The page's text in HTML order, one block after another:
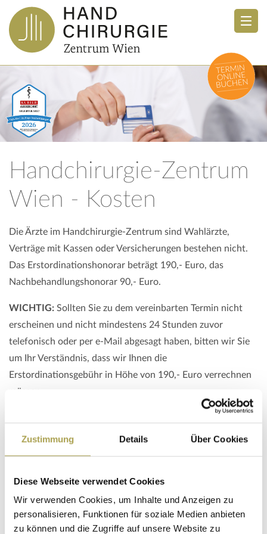
Zustimmung Details Über Cookies
Diese Webseite verwendet Cookies
Wir verwenden Cookies, um Inhalte und Anzeigen zu
personalisieren, Funktionen für soziale Medien anbieten
zu können und die Zugriffe auf unsere Website zu
Handchirurgie-Zentrum
Wien - Kosten
Die Ärzte im Handchirurgie-Zentrum sind Wahlärzte,
Verträge mit Kassen oder Versicherungen bestehen nicht.
Das Erstordinationshonorar beträgt 190,- Euro, das
Nachbehandlungshonorar 90,- Euro.
WICHTIG: Sollten Sie zu dem vereinbarten Termin nicht
erscheinen und nicht mindestens 24 Stunden zuvor
telefonisch oder per e-Mail abgesagt haben, bitten wir Sie
um Ihr Verständnis, dass wir Ihnen die
Erstordinationsgebühr in Höhe von 190,- Euro verrechnen
müssen.
Privatspital in Wien
ihrer Wahl durchgeführt werden. Die
Für Selbstzahlerinnen und Selbstzahler bieten wir für viele
handchirurgische Erkrankungen ambulante Operationen in
den eigenen OP-Sälen des Zentrums an.Sie erhalten für